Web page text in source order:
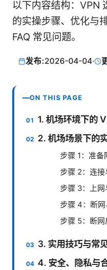
以下内容结构：VPN
的实操步骤、优化与
FAQ 常见问题。
发布:2026-04-04·
ON THIS PAGE
1. 机场环境下的
2. 机场场景下的
步骤 1：准备
步骤 2：连接
步骤 3：上网
步骤 4：断
步骤 5：断
3. 实用技巧与常
4. 安全、隐私与